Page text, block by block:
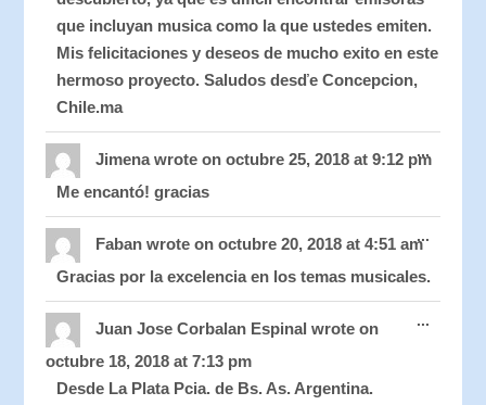
que incluyan musica como la que ustedes emiten.
Mis felicitaciones y deseos de mucho exito en este
hermoso proyecto. Saludos desďe Concepcion,
Chile.ma
Jimenawrote on octubre 25, 2018 at 9:12 pm
Me encantó! gracias
...this
Fabanwrote on octubre 20, 2018 at 4:51 am
Gracias por la excelencia en los temas musicales.
...this
Juan Jose Corbalan Espinalwrote on
octubre 18, 2018 at 7:13 pm
Desde La Plata Pcia. de Bs. As. Argentina.
...this